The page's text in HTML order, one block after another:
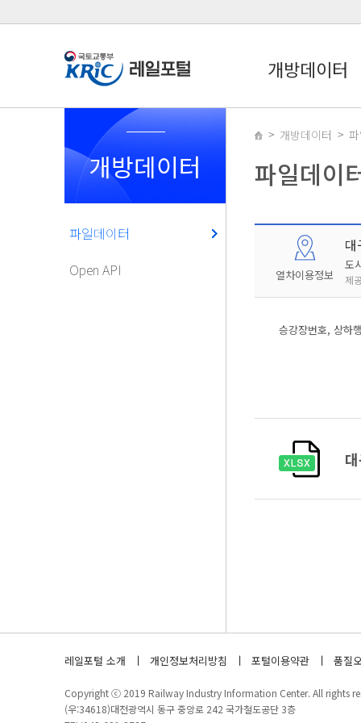
개방데이터
개방데이터
파일데이터
Open API
개방데이터
파일데이
열차이용정보
도
제
승강장번호, 상하
레일포털 소개 개인정보처리방침 포털이용약관 품질
Copyright ⓒ 2019 Railway Industry Information Center. All rights
(우:34618)대전광역시 동구 중앙로 242 국가철도공단 3층